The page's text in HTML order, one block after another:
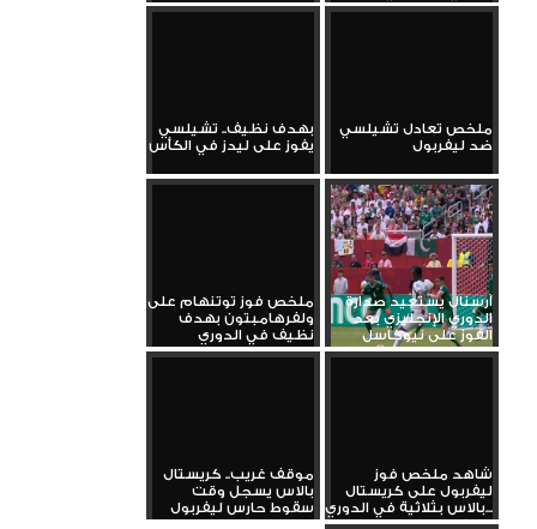
ملخص تعادل تشيلسي
ضد ليفربول
بهدف نظيف.. تشيلسي
يفوز على ليدز في الكأس
آرسنال يستعيد صدارة
الدوري الإنجليزي بعد
الفوز على نيوكاسل
ملخص فوز توتنهام على
ولفرهامبتون بهدف
نظيف في الدوري
الإنجليزي
شاهد ملخص فوز
ليفربول على كريستال
بالاس بثلاثية في الدوري...
موقف غريب.. كريستال
بالاس يسجل وقت
سقوط حارس ليفربول